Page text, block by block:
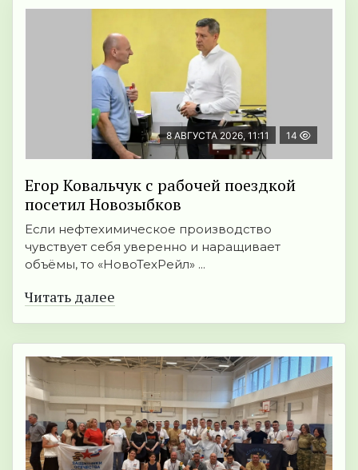
8 АВГУСТА 2026, 11:11 14
Егор Ковальчук с рабочей поездкой
посетил Новозыбков
Если нефтехимическое производство
чувствует себя уверенно и наращивает
объёмы, то «НовоТехРейл» ...
Читать далее